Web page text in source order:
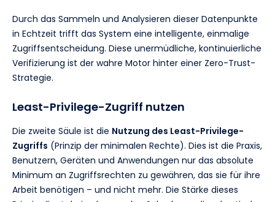
Durch das Sammeln und Analysieren dieser Datenpunkte
in Echtzeit trifft das System eine intelligente, einmalige
Zugriffsentscheidung. Diese unermüdliche, kontinuierliche
Verifizierung ist der wahre Motor hinter einer Zero-Trust-
Strategie.
Least-Privilege-Zugriff nutzen
Die zweite Säule ist die Nutzung des Least-Privilege-
Zugriffs (Prinzip der minimalen Rechte). Dies ist die Praxis,
Benutzern, Geräten und Anwendungen nur das absolute
Minimum an Zugriffsrechten zu gewähren, das sie für ihre
Arbeit benötigen – und nicht mehr. Die Stärke dieses